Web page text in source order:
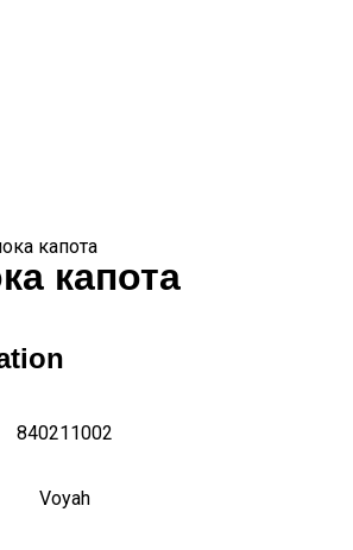
капота
капота
840211002
Voyah